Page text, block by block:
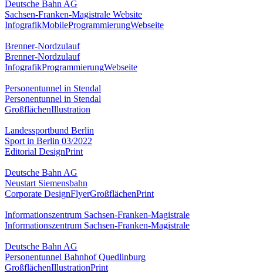
Deutsche Bahn AG
Sachsen-Franken-Magistrale Website
InfografikMobileProgrammierungWebseite
Brenner-Nordzulauf
Brenner-Nordzulauf
InfografikProgrammierungWebseite
Personentunnel in Stendal
Personentunnel in Stendal
GroßflächenIllustration
Landessportbund Berlin
Sport in Berlin 03/2022
Editorial DesignPrint
Deutsche Bahn AG
Neustart Siemensbahn
Corporate DesignFlyerGroßflächenPrint
Informationszentrum Sachsen-Franken-Magistrale
Informationszentrum Sachsen-Franken-Magistrale
Deutsche Bahn AG
Personentunnel Bahnhof Quedlinburg
GroßflächenIllustrationPrint